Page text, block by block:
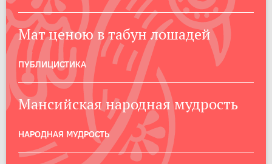
Мат ценою в табун лошадей
ПУБЛИЦИСТИКА
Мансийская народная мудрость
НАРОДНАЯ МУДРОСТЬ